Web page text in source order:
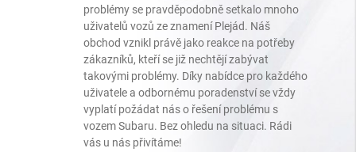
problémy se pravděpodobně setkalo mnoho
uživatelů vozů ze znamení Plejád. Náš
obchod vznikl právě jako reakce na potřeby
zákazníků, kteří se již nechtějí zabývat
takovými problémy. Díky nabídce pro každého
uživatele a odbornému poradenství se vždy
vyplatí požádat nás o řešení problému s
vozem Subaru. Bez ohledu na situaci. Rádi
vás u nás přivítáme!